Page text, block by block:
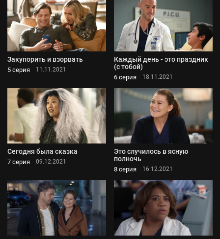
Закупорить и взорвать
5 серия 11.11.2021
Каждый день - это праздник
(с тобой)
6 серия 18.11.2021
Сегодня была сказка
7 серия 09.12.2021
Это случилось в ясную
полночь
8 серия 16.12.2021